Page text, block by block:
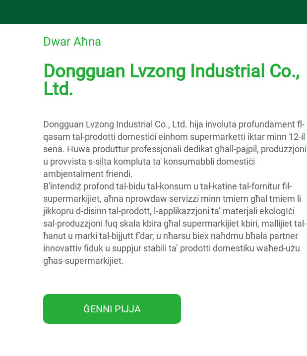
Dwar Aħna
Dongguan Lvzong Industrial Co.,
Ltd.
Dongguan Lvzong Industrial Co., Ltd. hija involuta profundament fl-
qasam tal-prodotti domestiċi einhom supermarketti iktar minn 12-il
sena. Huwa produttur professjonali dedikat għall-pajpil, produzzjoni
u provvista s-silta kompluta ta' konsumabbli domestiċi
ambjentalment friendi.
B'intendiż profond tal-bidu tal-konsum u tal-katine tal-fornitur fil-
supermarkijiet, aħna nprowdaw servizzi minn tmiem għal tmiem li
jikkopru d-disinn tal-prodott, l-applikazzjoni ta’ materjali ekologIċi
sal-produzzjoni fuq skala kbira għal supermarkijiet kbiri, mallijiet tal-
ħanut u marki tal-bijjutt f’dar, u nħarsu biex naħdmu bħala partner
innovattiv fiduk u suppjur stabili ta’ prodotti domestiku waħed-użu
għas-supermarkijiet.
ĠENNI PIJJA